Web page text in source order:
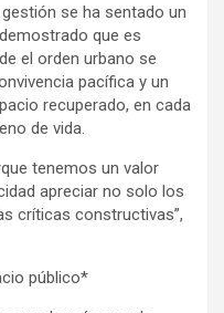
se ha sentado un
que es
el orden urbano se
pacífica y un
recuperado, en cada
de vida.
tenemos un valor
apreciar no solo los
críticas constructivas”,
público*